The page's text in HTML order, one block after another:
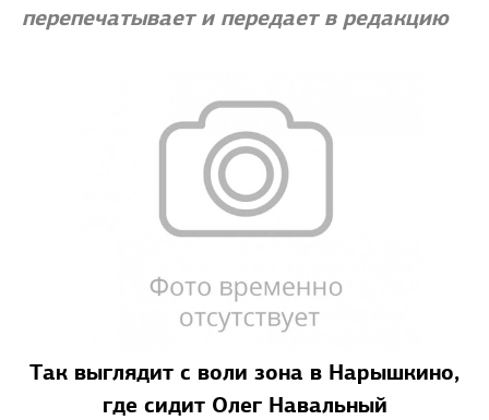
перепечатывает и передает в редакцию
Так выглядит с воли зона в Нарышкино,
где сидит Олег Навальный